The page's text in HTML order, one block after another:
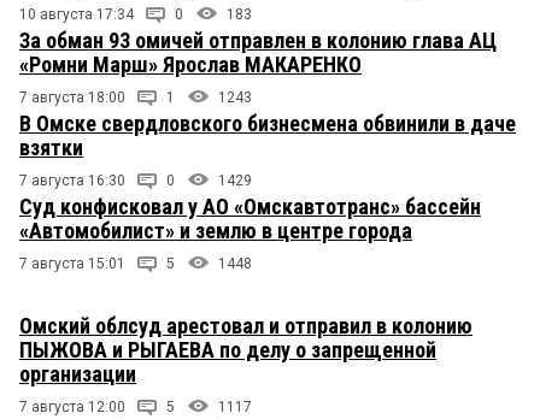
10 августа 17:34 0 183
За обман 93 омичей отправлен в колонию глава АЦ
«Ромни Марш» Ярослав МАКАРЕНКО
7 августа 18:00 1 1243
В Омске свердловского бизнесмена обвинили в даче
взятки
7 августа 16:30 0 1429
Суд конфисковал у АО «Омскавтотранс» бассейн
«Автомобилист» и землю в центре города
7 августа 15:01 5 1448
Омский облсуд арестовал и отправил в колонию
ПЫЖОВА и РЫГАЕВА по делу о запрещенной
организации
7 августа 12:00 5 1117